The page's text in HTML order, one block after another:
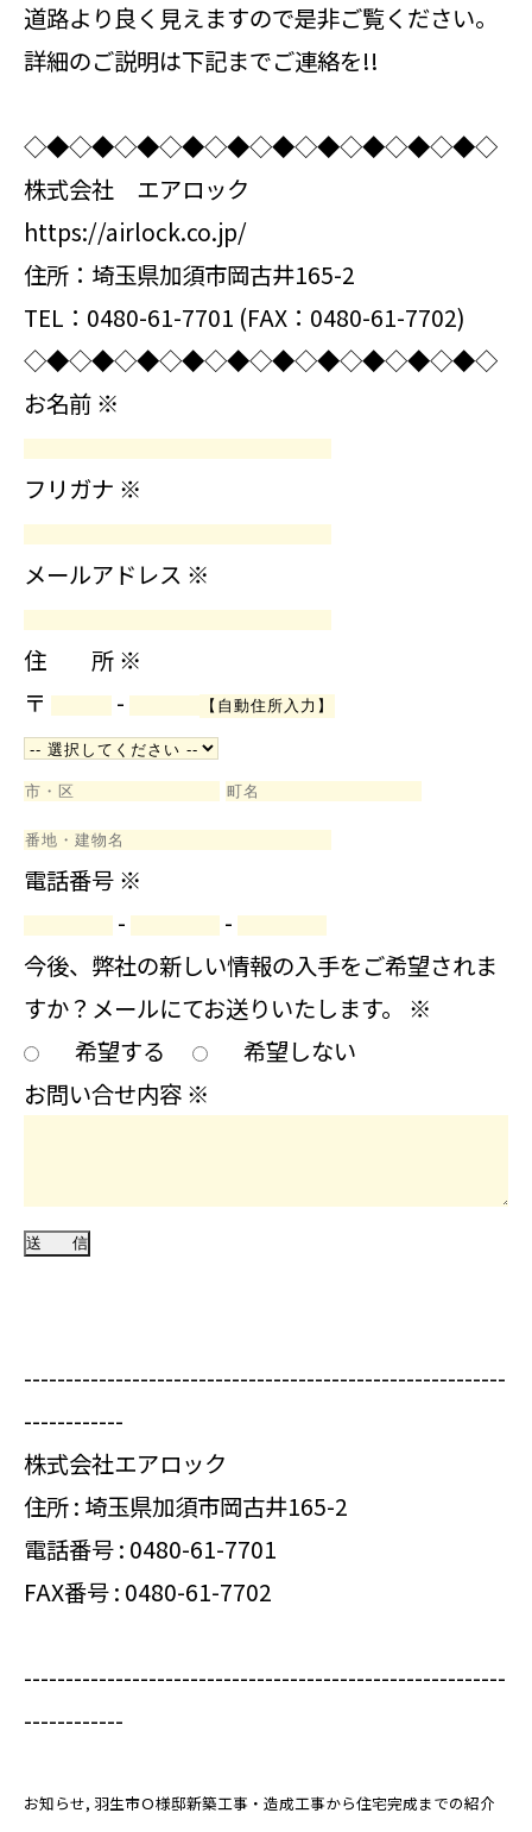
道路より良く見えますので是非ご覧ください。
詳細のご説明は下記までご連絡を!!
◇◆◇◆◇◆◇◆◇◆◇◆◇◆◇◆◇◆◇◆◇
株式会社 エアロック
https://airlock.co.jp/
住所：埼玉県加須市岡古井165-2
TEL：0480-61-7701 (FAX：0480-61-7702)
◇◆◇◆◇◆◇◆◇◆◇◆◇◆◇◆◇◆◇◆◇
お名前 ※
フリガナ ※
メールアドレス ※
住 所 ※
〒
-
電話番号 ※
-
-
今後、弊社の新しい情報の入手をご希望されま
すか？メールにてお送りいたします。 ※
希望する
希望しない
お問い合せ内容 ※
----------------------------------------------------------
------------
株式会社エアロック
住所 : 埼玉県加須市岡古井165-2
電話番号 : 0480-61-7701
FAX番号 : 0480-61-7702
----------------------------------------------------------
------------
お知らせ 羽生市Ｏ様邸新築工事・造成工事から住宅完成までの紹介